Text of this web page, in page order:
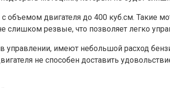
двигателя до 400 куб.см.​ Такие
резвые, что позволяет легко
управлении, имеют небольшой расход
не способен доставить